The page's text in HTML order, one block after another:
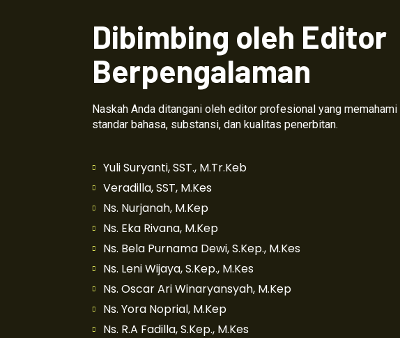
Dibimbing oleh Editor
Berpengalaman
Naskah Anda ditangani oleh editor profesional yang memahami
standar bahasa, substansi, dan kualitas penerbitan.
Yuli Suryanti, SST., M.Tr.Keb
Veradilla, SST, M.Kes
Ns. Nurjanah, M.Kep
Ns. Eka Rivana, M.Kep
Ns. Bela Purnama Dewi, S.Kep., M.Kes
Ns. Leni Wijaya, S.Kep., M.Kes
Ns. Oscar Ari Winaryansyah, M.Kep
Ns. Yora Noprial, M.Kep
Ns. R.A Fadilla, S.Kep., M.Kes